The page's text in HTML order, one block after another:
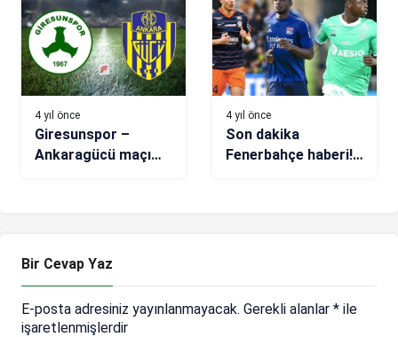
4 yıl önce
Giresunspor –
Ankaragücü maçı
4 yıl önce
Son dakika
Fenerbahçe haberi!
Bir Cevap Yaz
E-posta adresiniz yayınlanmayacak. Gerekli alanlar * ile
işaretlenmişlerdir